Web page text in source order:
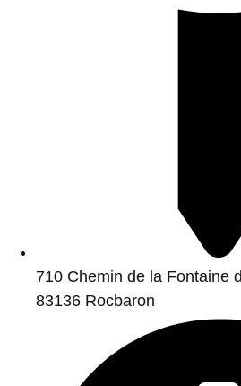
710 Chemin de la Fontaine
83136 Rocbaron